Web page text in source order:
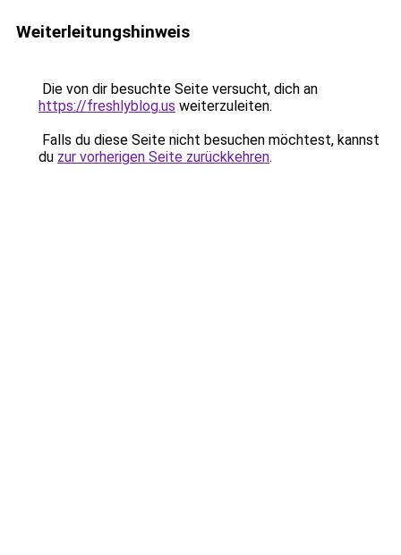
Weiterleitungshinweis
Die von dir besuchte Seite versucht, dich an
https://freshlyblog.us weiterzuleiten.
Falls du diese Seite nicht besuchen möchtest, kannst
du zur vorherigen Seite zurückkehren.